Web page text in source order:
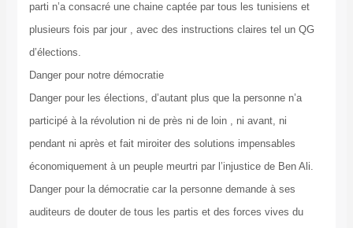
parti n’a consacré une chaine captée par tous les tunisiens et
plusieurs fois par jour , avec des instructions claires tel un QG
d’élections.
Danger pour notre démocratie
Danger pour les élections, d’autant plus que la personne n’a
participé à la révolution ni de près ni de loin , ni avant, ni
pendant ni après et fait miroiter des solutions impensables
économiquement à un peuple meurtri par l’injustice de Ben Ali.
Danger pour la démocratie car la personne demande à ses
auditeurs de douter de tous les partis et des forces vives du